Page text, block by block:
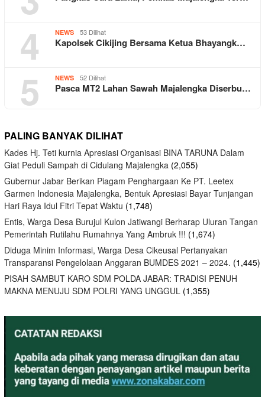
4 NEWS 53 Dilihat
Kapolsek Cikijing Bersama Ketua Bhayangk…
5 NEWS 52 Dilihat
Pasca MT2 Lahan Sawah Majalengka Diserbu…
PALING BANYAK DILIHAT
Kades Hj. Teti kurnia Apresiasi Organisasi BINA TARUNA Dalam
Giat Peduli Sampah di Cidulang Majalengka (2,055)
Gubernur Jabar Berikan Piagam Penghargaan Ke PT. Leetex
Garmen Indonesia Majalengka, Bentuk Apresiasi Bayar Tunjangan
Hari Raya Idul Fitri Tepat Waktu (1,748)
Entis, Warga Desa Burujul Kulon Jatiwangi Berharap Uluran Tangan
Pemerintah Rutilahu Rumahnya Yang Ambruk !!! (1,674)
Diduga Minim Informasi, Warga Desa Cikeusal Pertanyakan
Transparansi Pengelolaan Anggaran BUMDES 2021 – 2024. (1,445)
PISAH SAMBUT KARO SDM POLDA JABAR: TRADISI PENUH
MAKNA MENUJU SDM POLRI YANG UNGGUL (1,355)